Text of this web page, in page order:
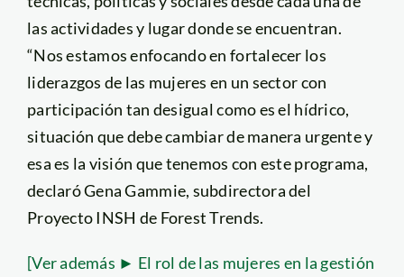
las actividades y lugar donde se encuentran.
“Nos estamos enfocando en fortalecer los
liderazgos de las mujeres en un sector con
participación tan desigual como es el hídrico,
situación que debe cambiar de manera urgente y
esa es la visión que tenemos con este programa,
declaró Gena Gammie, subdirectora del
Proyecto INSH de Forest Trends.
[Ver además ► El rol de las mujeres en la gestión